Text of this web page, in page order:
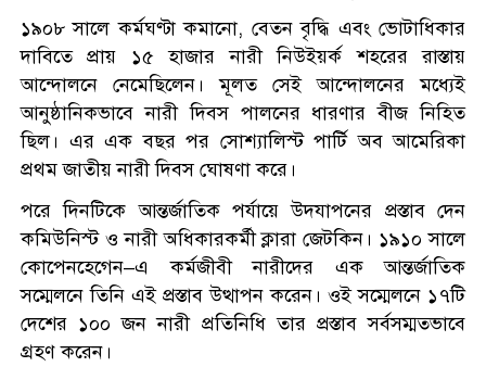
১৯০৮ সালে কর্মঘণ্টা কমানো, বেতন বৃদ্ধি এবং ভোটাধিকার
দাবিতে প্রায় ১৫ হাজার নারী নিউইয়র্ক শহরের রাস্তায়
আন্দোলনে নেমেছিলেন। মূলত সেই আন্দোলনের মধ্যেই
আনুষ্ঠানিকভাবে নারী দিবস পালনের ধারণার বীজ নিহিত
ছিল। এর এক বছর পর সোশ্যালিস্ট পার্টি অব আমেরিকা
প্রথম জাতীয় নারী দিবস ঘোষণা করে।
পরে দিনটিকে আন্তর্জাতিক পর্যায়ে উদযাপনের প্রস্তাব দেন
কমিউনিস্ট ও নারী অধিকারকর্মী ক্লারা জেটকিন। ১৯১০ সালে
কোপেনহেগেন–এ কর্মজীবী নারীদের এক আন্তর্জাতিক
সম্মেলনে তিনি এই প্রস্তাব উত্থাপন করেন। ওই সম্মেলনে ১৭টি
দেশের ১০০ জন নারী প্রতিনিধি তার প্রস্তাব সর্বসম্মতভাবে
গ্রহণ করেন।